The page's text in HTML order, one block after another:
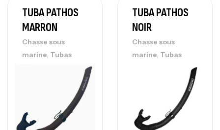
TUBA PATHOS
MARRON
Chasse sous
marine, Tubas
TUBA PATHOS
NOIR
Chasse sous
marine, Tubas